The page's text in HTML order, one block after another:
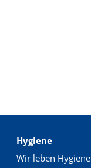
Hygiene
Wir leben Hygiene